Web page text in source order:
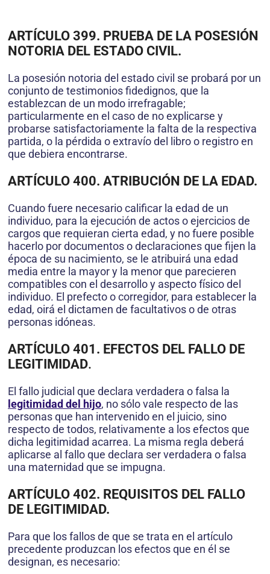
ARTÍCULO 399. PRUEBA DE LA POSESIÓN
NOTORIA DEL ESTADO CIVIL.
La posesión notoria del estado civil se probará por un
conjunto de testimonios fidedignos, que la
establezcan de un modo irrefragable;
particularmente en el caso de no explicarse y
probarse satisfactoriamente la falta de la respectiva
partida, o la pérdida o extravío del libro o registro en
que debiera encontrarse.
ARTÍCULO 400. ATRIBUCIÓN DE LA EDAD.
Cuando fuere necesario calificar la edad de un
individuo, para la ejecución de actos o ejercicios de
cargos que requieran cierta edad, y no fuere posible
hacerlo por documentos o declaraciones que fijen la
época de su nacimiento, se le atribuirá una edad
media entre la mayor y la menor que parecieren
compatibles con el desarrollo y aspecto físico del
individuo. El prefecto o corregidor, para establecer la
edad, oirá el dictamen de facultativos o de otras
personas idóneas.
ARTÍCULO 401. EFECTOS DEL FALLO DE
LEGITIMIDAD.
El fallo judicial que declara verdadera o falsa la
legitimidad del hijo, no sólo vale respecto de las
personas que han intervenido en el juicio, sino
respecto de todos, relativamente a los efectos que
dicha legitimidad acarrea. La misma regla deberá
aplicarse al fallo que declara ser verdadera o falsa
una maternidad que se impugna.
ARTÍCULO 402. REQUISITOS DEL FALLO
DE LEGITIMIDAD.
Para que los fallos de que se trata en el artículo
precedente produzcan los efectos que en él se
designan, es necesario: